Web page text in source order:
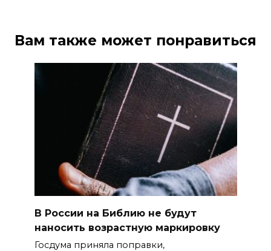
Вам также может понравиться
В России на Библию не будут
наносить возрастную маркировку
Госдума приняла поправки,